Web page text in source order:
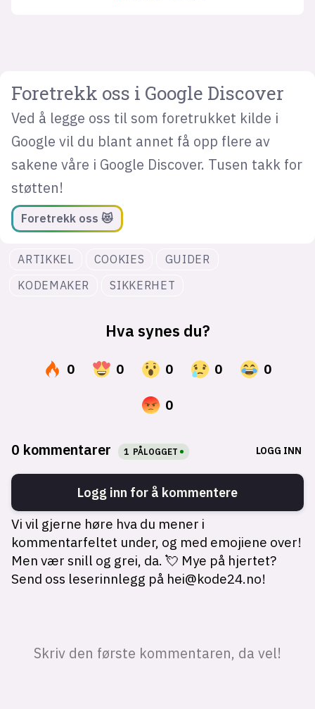
Foretrekk oss i Google Discover
Ved å legge oss til som foretrukket kilde i
Google vil du blant annet få opp flere av
sakene våre i Google Discover. Tusen takk for
støtten!
Foretrekk oss 😻
ARTIKKEL COOKIES
GUIDER
KODEMAKER
SIKKERHET